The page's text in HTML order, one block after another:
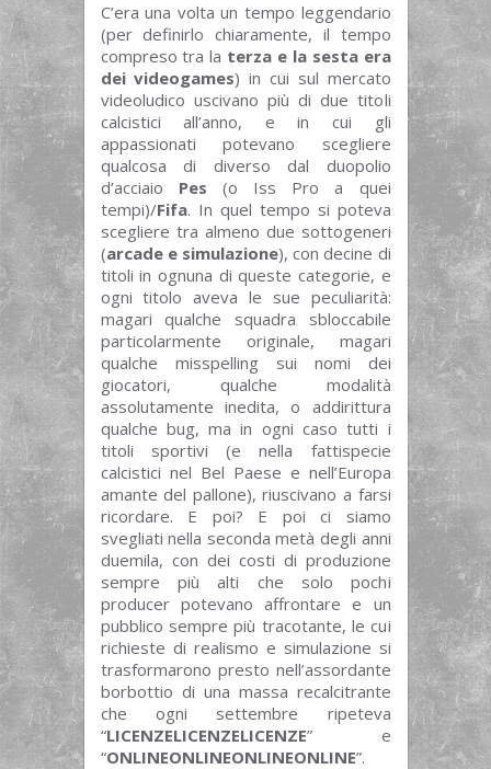
C’era una volta un tempo leggendario
(per definirlo chiaramente, il tempo
compreso tra la terza e la sesta era
dei videogames) in cui sul mercato
videoludico uscivano più di due titoli
calcistici all’anno, e in cui gli
appassionati potevano scegliere
qualcosa di diverso dal duopolio
d’acciaio Pes (o Iss Pro a quei
tempi)/Fifa. In quel tempo si poteva
scegliere tra almeno due sottogeneri
(arcade e simulazione), con decine di
titoli in ognuna di queste categorie, e
ogni titolo aveva le sue peculiarità:
magari qualche squadra sbloccabile
particolarmente originale, magari
qualche misspelling sui nomi dei
giocatori, qualche modalità
assolutamente inedita, o addirittura
qualche bug, ma in ogni caso tutti i
titoli sportivi (e nella fattispecie
calcistici nel Bel Paese e nell’Europa
amante del pallone), riuscivano a farsi
ricordare. E poi? E poi ci siamo
svegliati nella seconda metà degli anni
duemila, con dei costi di produzione
sempre più alti che solo pochi
producer potevano affrontare e un
pubblico sempre più tracotante, le cui
richieste di realismo e simulazione si
trasformarono presto nell’assordante
borbottio di una massa recalcitrante
che ogni settembre ripeteva
“LICENZELICENZELICENZE” e
“ONLINEONLINEONLINEONLINE”.